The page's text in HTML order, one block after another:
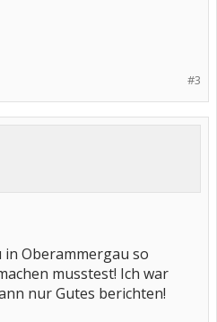
#3
Oberammergau so
musstest! Ich war
nur Gutes berichten!